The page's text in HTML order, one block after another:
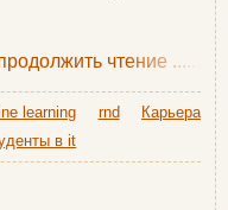
чтение ......
learning rnd
Карьера
в it